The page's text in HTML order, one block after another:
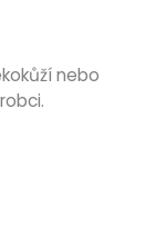
nebo